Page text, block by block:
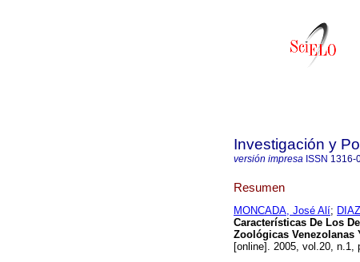
Investigación y
versión impresa ISSN 1316-
Resumen
MONCADA, José Alí;
Características De Los
Zoológicas Venezolanas
[online]. 2005, vol.20, n.1,